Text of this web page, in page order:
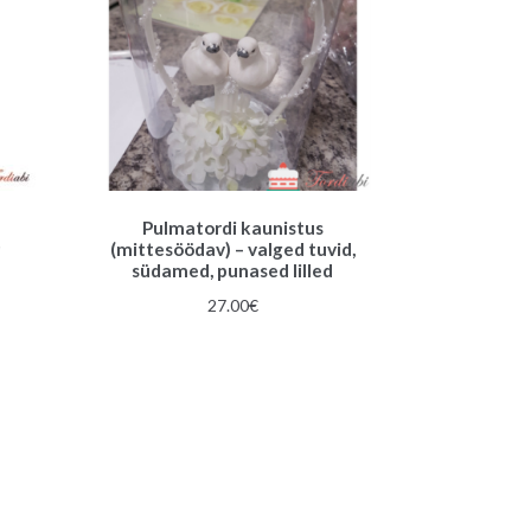
Pulmatordi kaunistus
(mittesöödav) – valged tuvid,
südamed, punased lilled
27.00€